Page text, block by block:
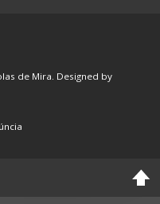
de Mira. Designed by